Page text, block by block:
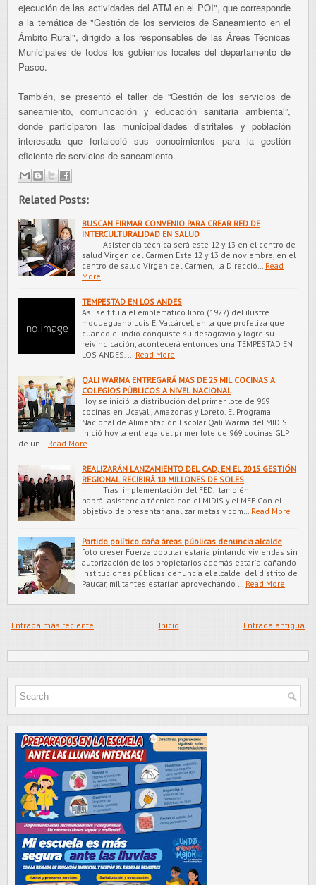
ejecución de las actividades del ATM en el POI", que corresponde
a la temática de "Gestión de los servicios de Saneamiento en el
Ámbito Rural", dirigido a los responsables de las Áreas Técnicas
Municipales de todos los gobiernos locales del departamento de
Pasco.
También, se presentó el taller de “Gestión de los servicios de
saneamiento, comunicación y educación sanitaria ambiental”,
donde participaron las municipalidades distritales y población
interesada que fortaleció sus conocimientos para la gestión
eficiente de servicios de saneamiento.
Related Posts:
BUSCAN FIRMAR CONVENIO PARA CREAR RED DE
INTERCULTURALIDAD EN SALUD
· Asistencia técnica será este 12 y 13 en el centro de
salud Virgen del Carmen Este 12 y 13 de noviembre, en el
centro de salud Virgen del Carmen, la Direcció…
Read
More
TEMPESTAD EN LOS ANDES
Así se titula el emblemático libro (1927) del ilustre
moqueguano Luis E. Valcárcel, en la que profetiza que
cuando el indio conquiste su desagravio y logre su
reivindicación, acontecerá entonces una TEMPESTAD EN
LOS ANDES. …
Read More
QALI WARMA ENTREGARÁ MAS DE 25 MIL COCINAS A
COLEGIOS PÚBLICOS A NIVEL NACIONAL
Hoy se inició la distribución del primer lote de 969
cocinas en Ucayali, Amazonas y Loreto. El Programa
Nacional de Alimentación Escolar Qali Warma del MIDIS
inició hoy la entrega del primer lote de 969 cocinas GLP
de un…
Read More
REALIZARÁN LANZAMIENTO DEL CAD, EN EL 2015 GESTIÓN
REGIONAL RECIBIRÁ 10 MILLONES DE SOLES
· Tras implementación del FED, también
habrá asistencia técnica con el MIDIS y el MEF Con el
objetivo de presentar, analizar metas y com…
Read More
Partido político daña áreas públicas denuncia alcalde
foto creser Fuerza popular estaría pintando viviendas sin
autorización de los propietarios además estaría dañando
instituciones públicas denuncia el alcalde del distrito de
Paucar, militantes estarían aprovechando …
Read More
Entrada más reciente Entrada antigua
Inicio